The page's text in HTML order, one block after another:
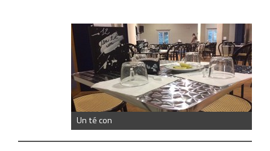
Un té con
https://old.comune.zolapredosa.bo.it/events/un-